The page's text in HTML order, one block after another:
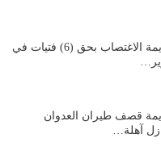
بيان إدانة جريمة الاغتصاب بحق (6) فتيات في
قصف طيران العدوان
آهلة…